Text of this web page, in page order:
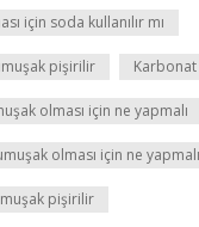
için soda kullanılır mı
pişirilir Karbonat
olması için ne yapmalı
olması için ne yapmalı
pişirilir